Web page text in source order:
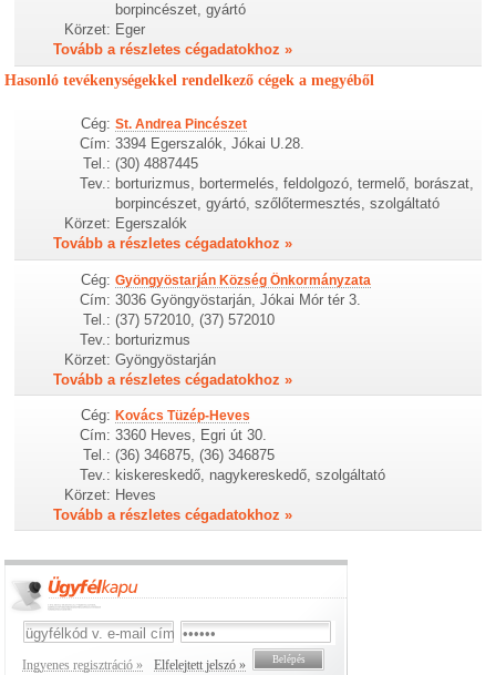
borpincészet, gyártó
Körzet: Eger
Tovább a részletes cégadatokhoz »
Hasonló tevékenységekkel rendelkező cégek a megyéből
Cég: St. Andrea Pincészet
Cím: 3394 Egerszalók, Jókai U.28.
Tel.: (30) 4887445
Tev.: borturizmus, bortermelés, feldolgozó, termelő, borászat,
borpincészet, gyártó, szőlőtermesztés, szolgáltató
Körzet: Egerszalók
Tovább a részletes cégadatokhoz »
Cég: Gyöngyöstarján Község Önkormányzata
Cím: 3036 Gyöngyöstarján, Jókai Mór tér 3.
Tel.: (37) 572010, (37) 572010
Tev.: borturizmus
Körzet: Gyöngyöstarján
Tovább a részletes cégadatokhoz »
Cég: Kovács Tüzép-Heves
Cím: 3360 Heves, Egri út 30.
Tel.: (36) 346875, (36) 346875
Tev.: kiskereskedő, nagykereskedő, szolgáltató
Körzet: Heves
Tovább a részletes cégadatokhoz »
Ingyenes regisztráció » Elfelejtett jelszó »